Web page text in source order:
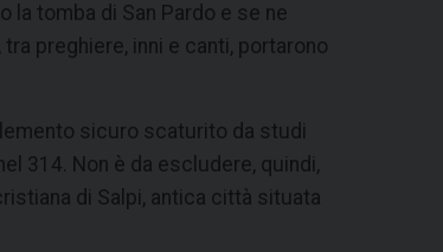
tomba di San Pardo e se ne
preghiere, inni e canti, portarono
sicuro scaturito da studi
314. Non è da escludere, quindi,
di Salpi, antica città situata